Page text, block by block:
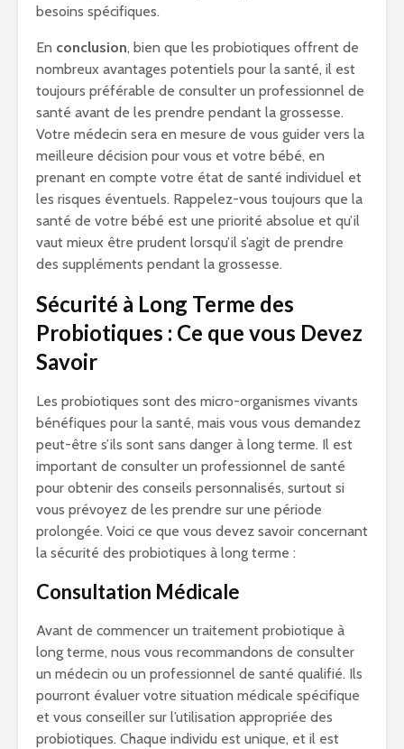
besoins spécifiques.
En conclusion, bien que les probiotiques offrent de
nombreux avantages potentiels pour la santé, il est
toujours préférable de consulter un professionnel de
santé avant de les prendre pendant la grossesse.
Votre médecin sera en mesure de vous guider vers la
meilleure décision pour vous et votre bébé, en
prenant en compte votre état de santé individuel et
les risques éventuels. Rappelez-vous toujours que la
santé de votre bébé est une priorité absolue et qu’il
vaut mieux être prudent lorsqu’il s’agit de prendre
des suppléments pendant la grossesse.
Sécurité à Long Terme des
Probiotiques : Ce que vous Devez
Savoir
Les probiotiques sont des micro-organismes vivants
bénéfiques pour la santé, mais vous vous demandez
peut-être s’ils sont sans danger à long terme. Il est
important de consulter un professionnel de santé
pour obtenir des conseils personnalisés, surtout si
vous prévoyez de les prendre sur une période
prolongée. Voici ce que vous devez savoir concernant
la sécurité des probiotiques à long terme :
Consultation Médicale
Avant de commencer un traitement probiotique à
long terme, nous vous recommandons de consulter
un médecin ou un professionnel de santé qualifié. Ils
pourront évaluer votre situation médicale spécifique
et vous conseiller sur l’utilisation appropriée des
probiotiques. Chaque individu est unique, et il est